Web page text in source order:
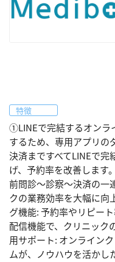
特徴
①LINEで完結するオンラ
するため、専用アプリの
決済まですべてLINEで
げ、予約率を改善します
前問診〜診察〜決済の一
クの業務効率を大幅に
グ機能: 予約率やリピー
配信機能で、クリニック
用サポート: オンライン
ムが、ノウハウを活かし